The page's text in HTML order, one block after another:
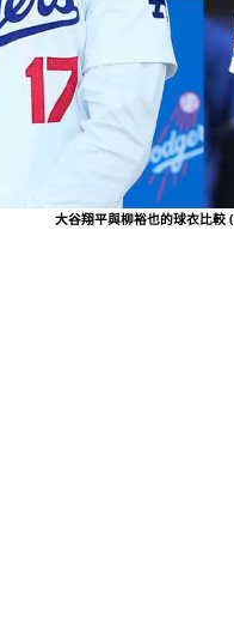
大谷翔平與柳裕也的球衣比較
球迷再度不捨